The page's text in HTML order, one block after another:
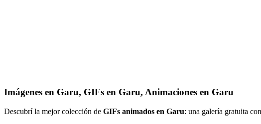
Imágenes en Garu, GIFs en Garu, Animaciones en Garu
Descubrí la mejor colección de GIFs animados en Garu: una galería gratuita